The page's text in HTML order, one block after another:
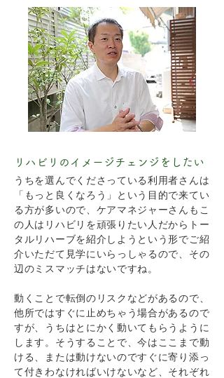
リハビリのイメージチェンジをしたい
うちを選んでくださっている利用者さんは
「もっと良くなろう」という目的で来てい
る方が多いので、ケアマネジャーさんもこ
の人はリハビリを頑張りたい人だからトー
タルリハーブを紹介しようという形でご紹
介いただて見学にいらっしゃるので、その
辺のミスマッチはないですね。
動くことで転倒のリスクなどがあるので、
他所ではすぐに止めちゃう場合があるので
すが、うちはとにかく動いてもらうように
します。そうすることで、今はここまで動
ける、または動けないのですぐに寄り添っ
て付きわなければいけないなど、それぞれ